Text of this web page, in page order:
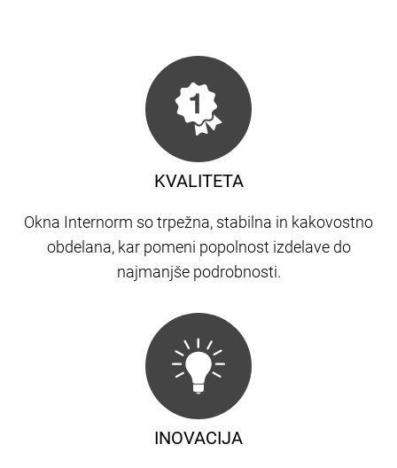
KVALITETA
Okna Internorm so trpežna, stabilna in kakovostno
obdelana, kar pomeni popolnost izdelave do
najmanjše podrobnosti.
INOVACIJA